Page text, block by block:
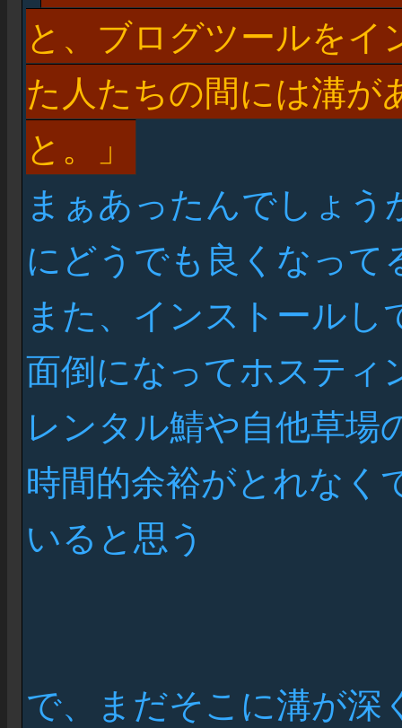
と、ブログツールを
た人たちの間には溝が
と。
まぁあったんでしょ
にどうでも良くなって
また、インストール
面倒になってホスティ
レンタル鯖や自他草場
時間的余裕がとれなく
いると思う
で、まだそこに溝が深